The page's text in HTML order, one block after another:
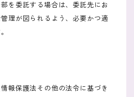
を委託する場合は、委託先にお
理が図られるよう、必要かつ適
報保護法その他の法令に基づき